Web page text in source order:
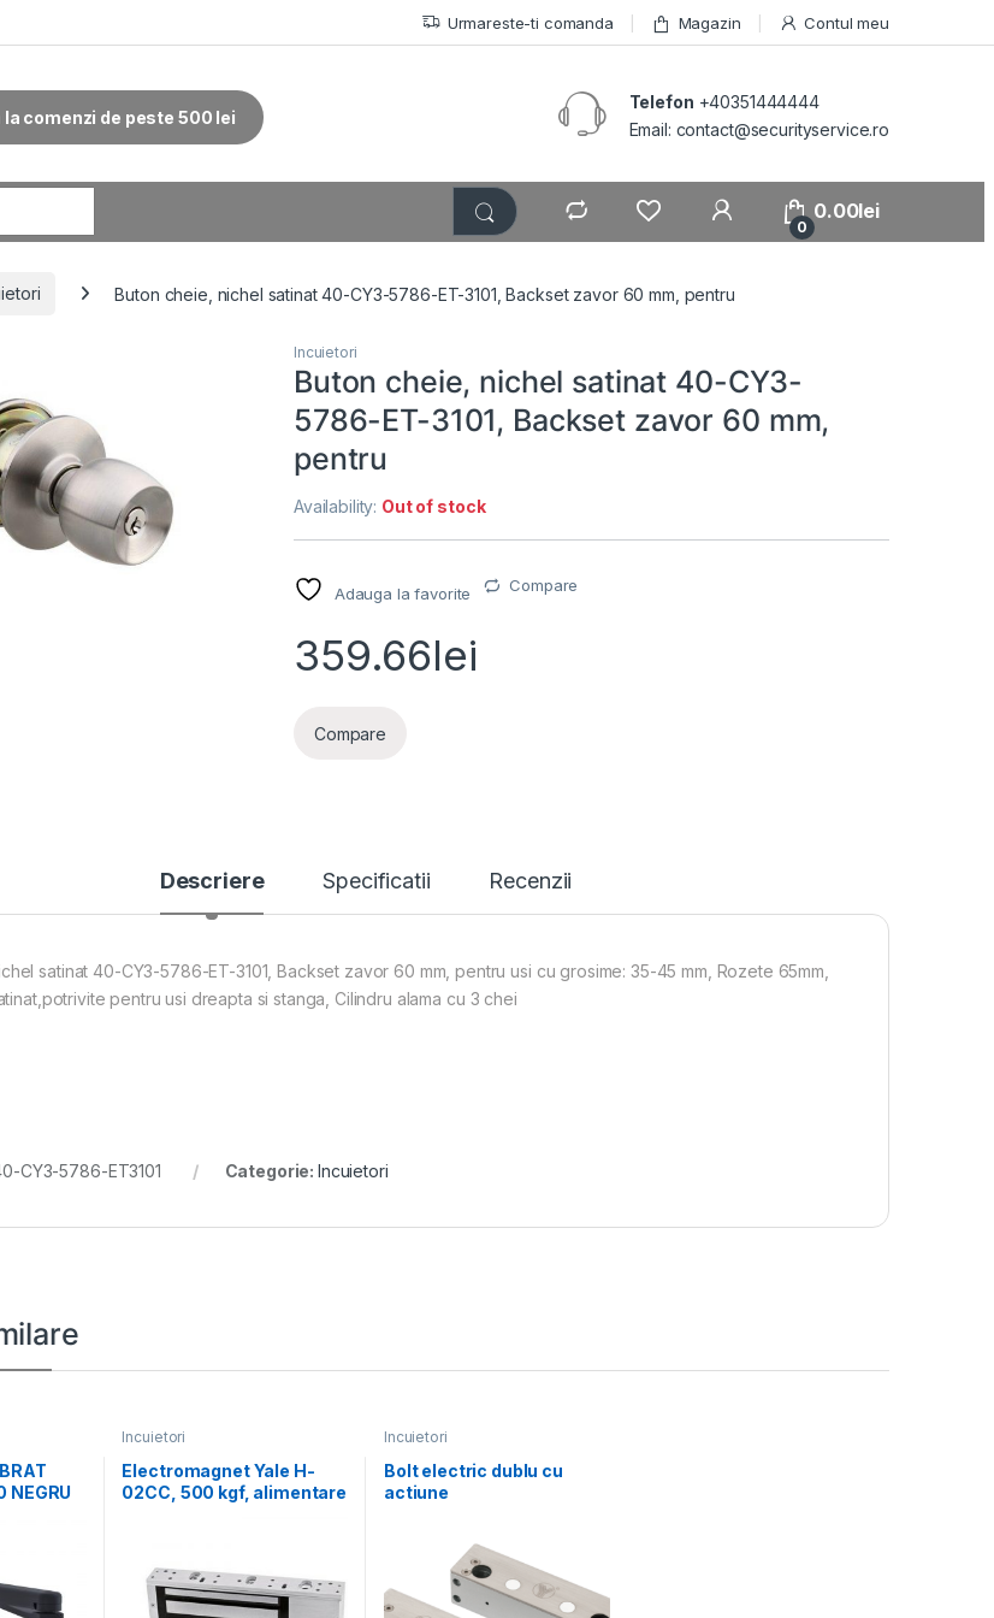
Urmareste-ti comanda Magazin Contul meu
comenzi de peste 500 lei
Telefon +40351444444
Email: contact@securityservice.ro
0
0.00lei
Buton cheie, nichel satinat 40-CY3-5786-ET-3101, Backset zavor 60 mm, pentru
Incuietori
Buton cheie, nichel satinat 40-CY3-
5786-ET-3101, Backset zavor 60 mm,
pentru
Availability: Out of stock
Adauga la favorite Compare
359.66lei
Compare
Descriere Specificatii Recenzii
satinat 40-CY3-5786-ET-3101, Backset zavor 60 mm, pentru usi cu grosime: 35-45 mm, Rozete 65mm,
pentru usi dreapta si stanga, Cilindru alama cu 3 chei
CY3-5786-ET3101 Categorie: Incuietori
NEGRU
Incuietori
Electromagnet Yale H-
02CC, 500 kgf, alimentare
Incuietori
Bolt electric dublu cu
actiune